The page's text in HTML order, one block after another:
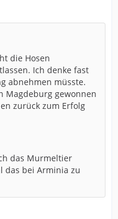
die Hosen
Ich denke fast
abnehmen müsste.
Magdeburg gewonnen
zurück zum Erfolg
das Murmeltier
das bei Arminia zu